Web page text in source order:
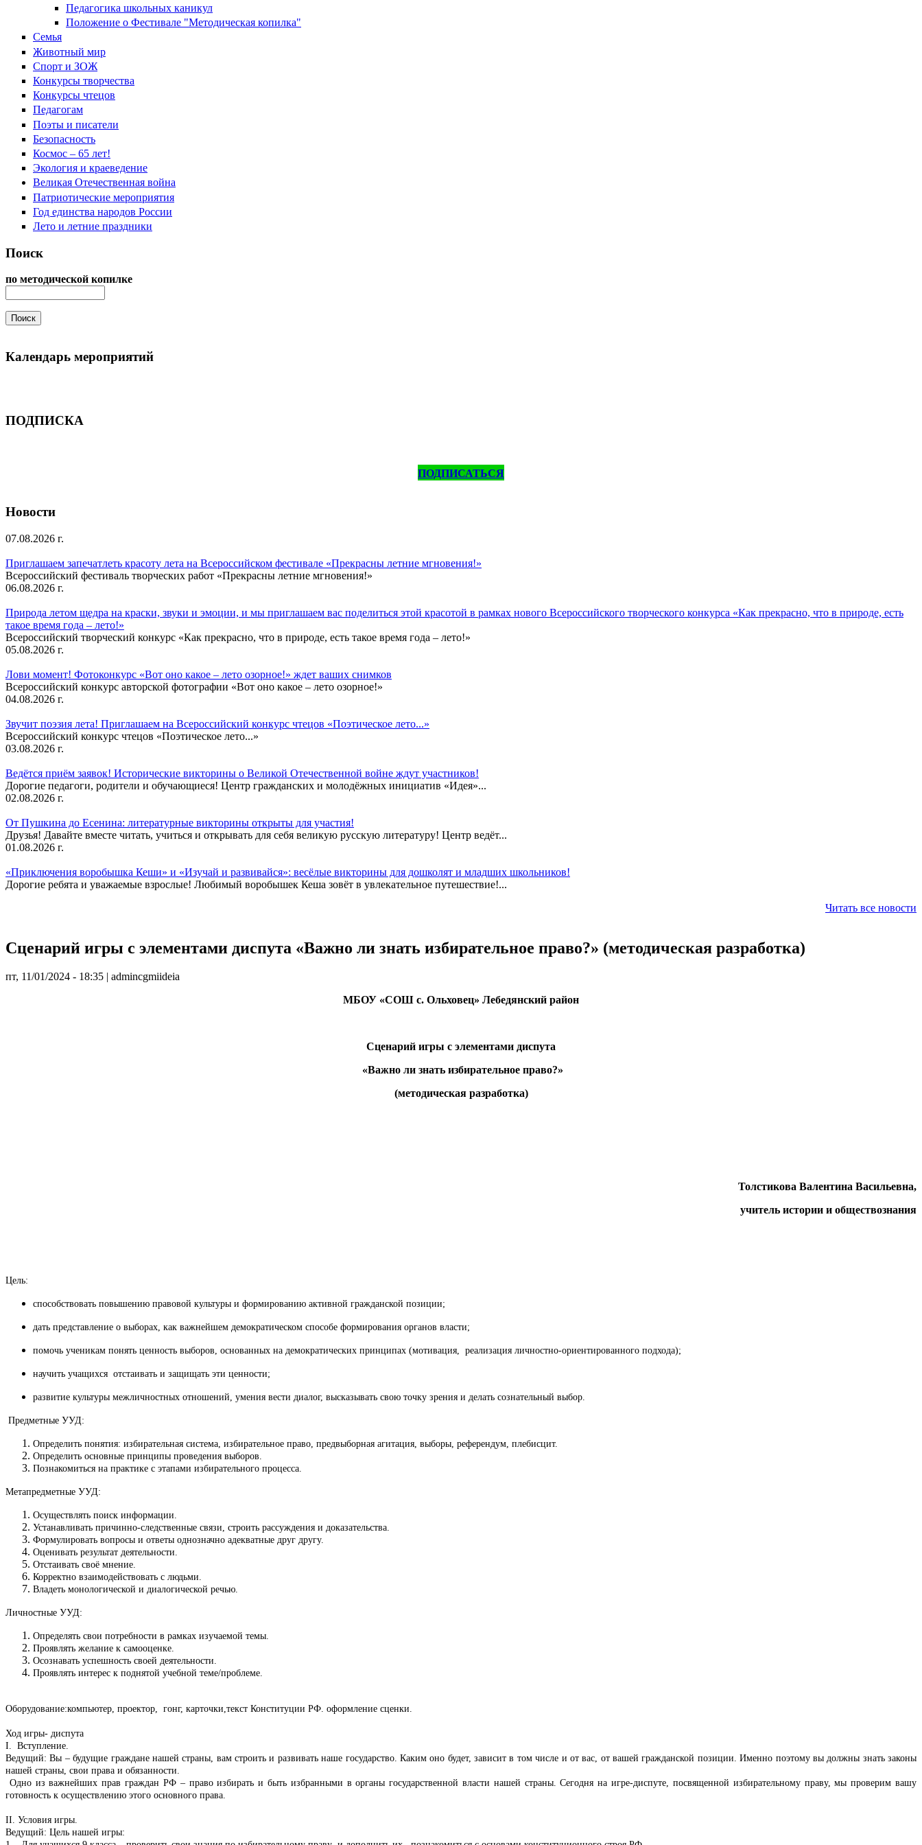
Педагогика школьных каникул
Положение о Фестивале "Методическая копилка"
Семья
Животный мир
Спорт и ЗОЖ
Конкурсы творчества
Конкурсы чтецов
Педагогам
Поэты и писатели
Безопасность
Космос – 65 лет!
Экология и краеведение
Великая Отечественная война
Патриотические мероприятия
Год единства народов России
Лето и летние праздники
Поиск
по методической копилке
Календарь мероприятий
ПОДПИСКА
ПОДПИСАТЬСЯ
Новости
07.08.2026 г.
Приглашаем запечатлеть красоту лета на Всероссийском фестивале «Прекрасны летние мгновения!»
Всероссийский фестиваль творческих работ «Прекрасны летние мгновения!»
06.08.2026 г.
Природа летом щедра на краски, звуки и эмоции, и мы приглашаем вас поделиться этой красотой в рамках нового Всероссийского творческого конкурса «Как прекрасно, что в природе, есть
такое время года – лето!»
Всероссийский творческий конкурс «Как прекрасно, что в природе, есть такое время года – лето!»
05.08.2026 г.
Лови момент! Фотоконкурс «Вот оно какое – лето озорное!» ждет ваших снимков
Всероссийский конкурс авторской фотографии «Вот оно какое – лето озорное!»
04.08.2026 г.
Звучит поэзия лета! Приглашаем на Всероссийский конкурс чтецов «Поэтическое лето...»
Всероссийский конкурс чтецов «Поэтическое лето...»
03.08.2026 г.
Ведётся приём заявок! Исторические викторины о Великой Отечественной войне ждут участников!
Дорогие педагоги, родители и обучающиеся! Центр гражданских и молодёжных инициатив «Идея»...
02.08.2026 г.
От Пушкина до Есенина: литературные викторины открыты для участия!
Друзья! Давайте вместе читать, учиться и открывать для себя великую русскую литературу! Центр ведёт...
01.08.2026 г.
«Приключения воробышка Кеши» и «Изучай и развивайся»: весёлые викторины для дошколят и младших школьников!
Дорогие ребята и уважаемые взрослые! Любимый воробышек Кеша зовёт в увлекательное путешествие!...
Читать все новости
Сценарий игры с элементами диспута «Важно ли знать избирательное право?» (методическая разработка)
пт, 11/01/2024 - 18:35 | admincgmiideia
МБОУ «СОШ с. Ольховец» Лебедянский район
Сценарий игры с элементами диспута
«Важно ли знать избирательное право?»
(методическая разработка)
Толстикова Валентина Васильевна,
учитель истории и обществознания
Цель:
способствовать повышению правовой культуры и формированию активной гражданской позиции;
дать представление о выборах, как важнейшем демократическом способе формирования органов власти;
помочь ученикам понять ценность выборов, основанных на демократических принципах (мотивация, реализация личностно-ориентированного подхода);
научить учащихся отстаивать и защищать эти ценности;
развитие культуры межличностных отношений, умения вести диалог, высказывать свою точку зрения и делать сознательный выбор.
Предметные УУД:
Определить понятия: избирательная система, избирательное право, предвыборная агитация, выборы, референдум, плебисцит.
Определить основные принципы проведения выборов.
Познакомиться на практике с этапами избирательного процесса.
Метапредметные УУД:
Осуществлять поиск информации.
Устанавливать причинно-следственные связи, строить рассуждения и доказательства.
Формулировать вопросы и ответы однозначно адекватные друг другу.
Оценивать результат деятельности.
Отстаивать своё мнение.
Корректно взаимодействовать с людьми.
Владеть монологической и диалогической речью.
Личностные УУД:
Определять свои потребности в рамках изучаемой темы.
Проявлять желание к самооценке.
Осознавать успешность своей деятельности.
Проявлять интерес к поднятой учебной теме/проблеме.
Оборудование:компьютер, проектор, гонг, карточки,текст Конституции РФ. оформление сценки.
Ход игры- диспута
I. Вступление.
Ведущий: Вы – будущие граждане нашей страны, вам строить и развивать наше государство. Каким оно будет, зависит в том числе и от вас, от вашей гражданской позиции. Именно поэтому вы должны знать законы
нашей страны, свои права и обязанности.
Одно из важнейших прав граждан РФ – право избирать и быть избранными в органы государственной власти нашей страны. Сегодня на игре-диспуте, посвященной избирательному праву, мы проверим вашу
готовность к осуществлению этого основного права.
II. Условия игры.
Ведущий: Цель нашей игры: